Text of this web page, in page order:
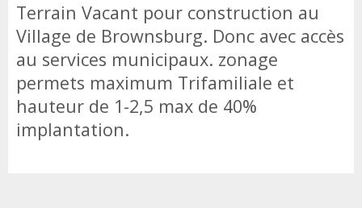
Terrain Vacant pour construction au
Village de Brownsburg. Donc avec accès
au services municipaux. zonage
permets maximum Trifamiliale et
hauteur de 1-2,5 max de 40%
implantation.